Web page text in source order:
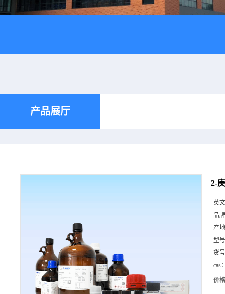
产品展厅
2-
英
品
产
型
货
cas
价